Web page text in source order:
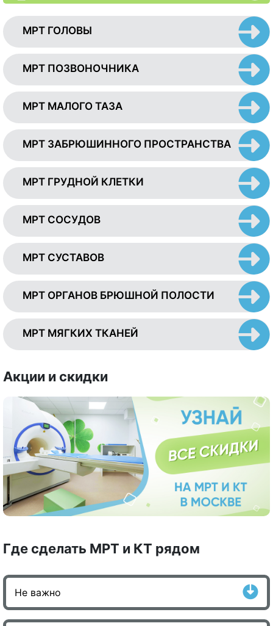
МРТ ГОЛОВЫ
МРТ ПОЗВОНОЧНИКА
МРТ МАЛОГО ТАЗА
МРТ ЗАБРЮШИННОГО ПРОСТРАНСТВА
МРТ ГРУДНОЙ КЛЕТКИ
МРТ СОСУДОВ
МРТ СУСТАВОВ
МРТ ОРГАНОВ БРЮШНОЙ ПОЛОСТИ
МРТ МЯГКИХ ТКАНЕЙ
Акции и скидки
Где сделать МРТ и КТ рядом